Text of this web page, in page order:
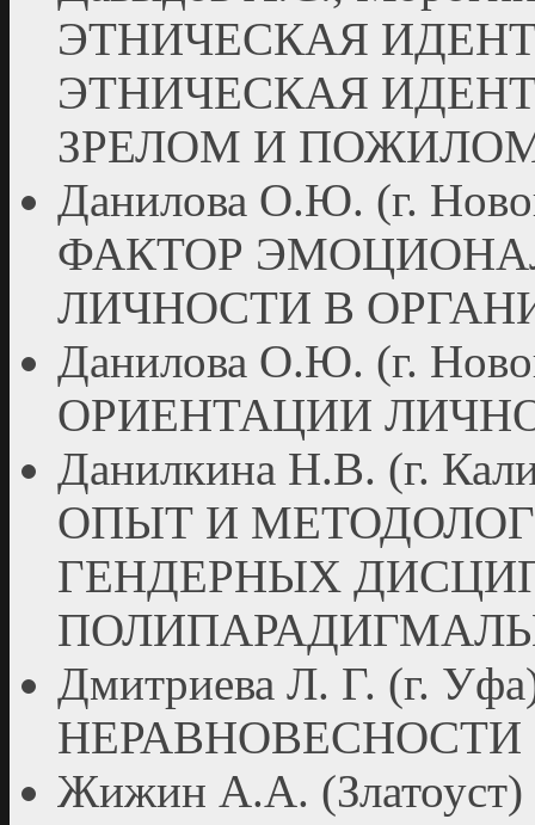
ЭТНИЧЕСКАЯ
ЭТНИЧЕСКАЯ
ЗРЕЛОМ И
Данилова О.Ю. (г.
ФАКТОР
ЛИЧНОСТИ В
Данилова О.Ю. (г.
ОРИЕНТАЦИИ
Данилкина Н.В. (г.
ОПЫТ И
ГЕНДЕРНЫХ
Дмитриева Л. Г. (г.
Жижин А.А.